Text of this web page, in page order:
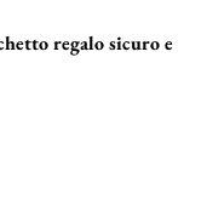
regalo sicuro e